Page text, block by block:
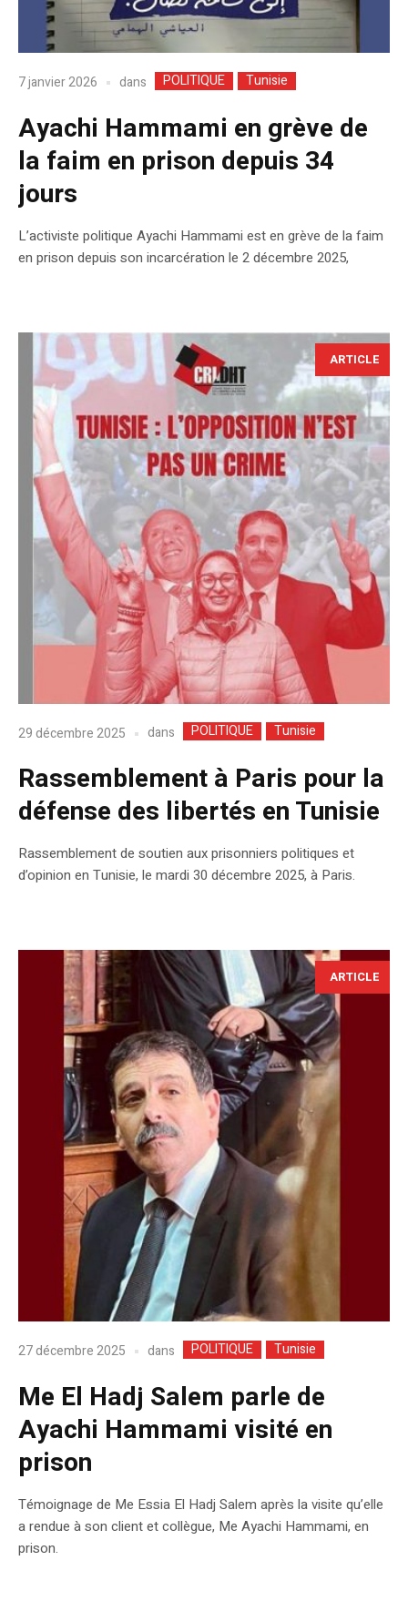
7 janvier 2026 dans POLITIQUE Tunisie
Ayachi Hammami en grève de
la faim en prison depuis 34
jours
L’activiste politique Ayachi Hammami est en grève de la faim
en prison depuis son incarcération le 2 décembre 2025,
ARTICLE
29 décembre 2025 dans POLITIQUE Tunisie
Rassemblement à Paris pour la
défense des libertés en Tunisie
Rassemblement de soutien aux prisonniers politiques et
d’opinion en Tunisie, le mardi 30 décembre 2025, à Paris.
ARTICLE
27 décembre 2025 dans POLITIQUE Tunisie
Me El Hadj Salem parle de
Ayachi Hammami visité en
prison
Témoignage de Me Essia El Hadj Salem après la visite qu’elle
a rendue à son client et collègue, Me Ayachi Hammami, en
prison.